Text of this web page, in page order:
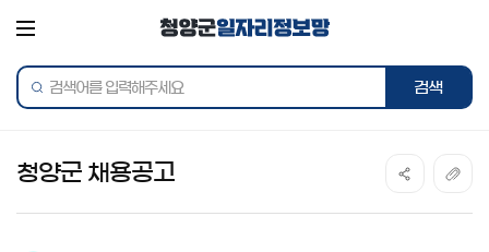
통합검색
검색어를
검색하
청양군 채용공고